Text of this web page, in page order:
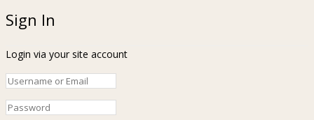
Sign In
Login via your site account